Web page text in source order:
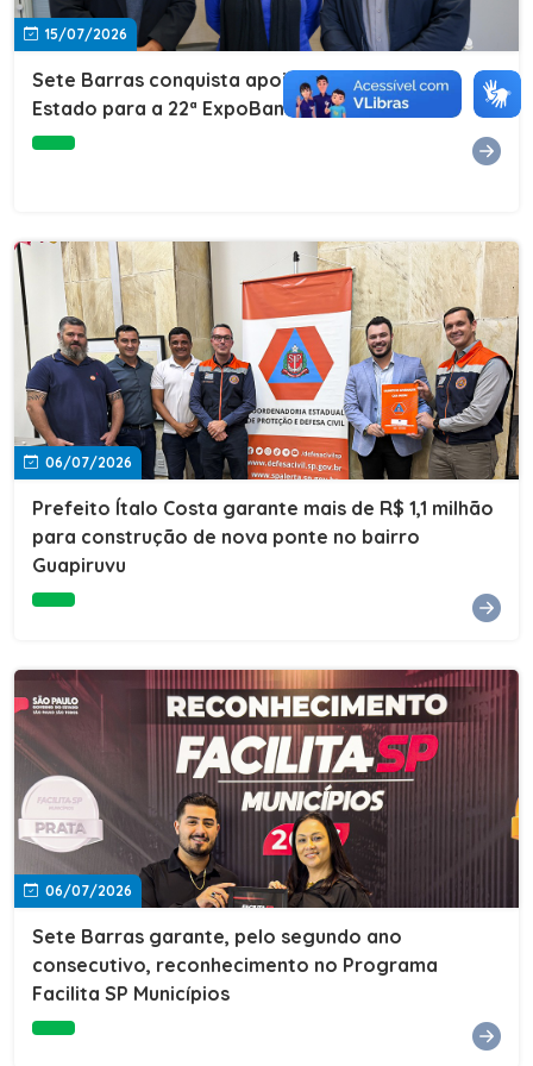
15/07/2026
Sete Barras conquista apoio do Governo do
Estado para a 22ª ExpoBanana
06/07/2026
Prefeito Ítalo Costa garante mais de R$ 1,1 milhão
para construção de nova ponte no bairro
Guapiruvu
06/07/2026
Sete Barras garante, pelo segundo ano
consecutivo, reconhecimento no Programa
Facilita SP Municípios